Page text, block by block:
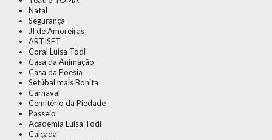
Natal
Segurança
JI de Amoreiras
ARTISET
Coral Luísa Todi
Casa da Animação
Casa da Poesia
Setúbal mais Bonita
Carnaval
Cemitério da Piedade
Passeio
Academia Luísa Todi
Calçada